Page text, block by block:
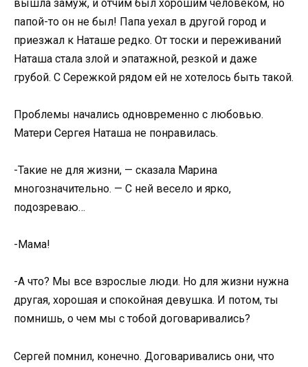
вышла замуж, и отчим был хорошим человеком, но
папой-то он не был! Папа уехал в другой город и
приезжал к Наташе редко. От тоски и переживаний
Наташа стала злой и эпатажной, резкой и даже
грубой. С Сережкой рядом ей не хотелось быть такой.
Проблемы начались одновременно с любовью.
Матери Сергея Наташа не понравилась.
-Такие не для жизни, — сказала Марина
многозначительно. — С ней весело и ярко,
подозреваю…
-Мама!
-А что? Мы все взрослые люди. Но для жизни нужна
другая, хорошая и спокойная девушка. И потом, ты
помнишь, о чем мы с тобой договаривались?
Сергей помнил, конечно. Договаривались они, что